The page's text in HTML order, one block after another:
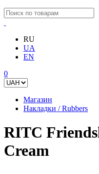
RU
UA
EN
0
Магазин
Накладки / Rubbers
RITC
Cream